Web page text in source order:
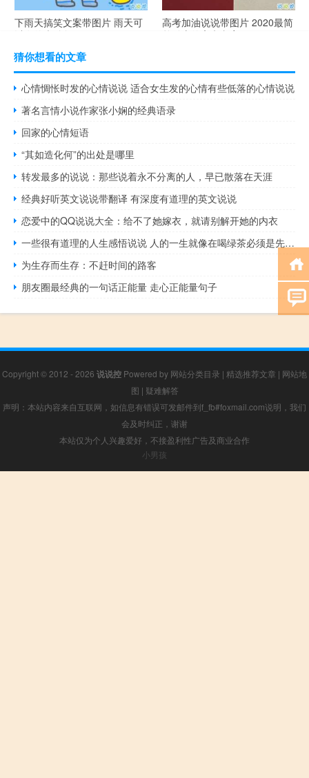
下雨天搞笑文案带图片 雨天可
以发的幽默句子
高考加油说说带图片 2020最简
单励志的高考文案
猜你想看的文章
心情惆怅时发的心情说说 适合女生发的心情有些低落的心情说说
著名言情小说作家张小娴的经典语录
回家的心情短语
“其如造化何”的出处是哪里
转发最多的说说：那些说着永不分离的人，早已散落在天涯
经典好听英文说说带翻译 有深度有道理的英文说说
恋爱中的QQ说说大全：给不了她嫁衣，就请别解开她的内衣
一些很有道理的人生感悟说说 人的一生就像在喝绿茶必须是先苦后甜
为生存而生存：不赶时间的路客
朋友圈最经典的一句话正能量 走心正能量句子
Copyright © 2012 - 2026 说说控 Powered by 网站分类目录 | 精选推荐文章 | 网站地
图 | 疑难解答
声明：本站内容来自互联网，如信息有错误可发邮件到f_fb#foxmail.com说明，我们
会及时纠正，谢谢
本站仅为个人兴趣爱好，不接盈利性广告及商业合作
小男孩